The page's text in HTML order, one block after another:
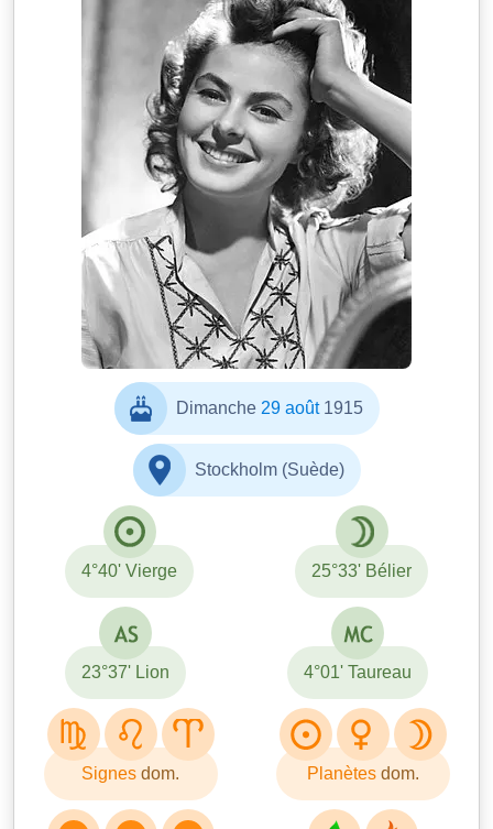
Dimanche 29 août1915
Stockholm (Suède)
4°40' Vierge 25°33' Bélier
23°37' Lion 4°01' Taureau
Signes dom. Planètes dom.